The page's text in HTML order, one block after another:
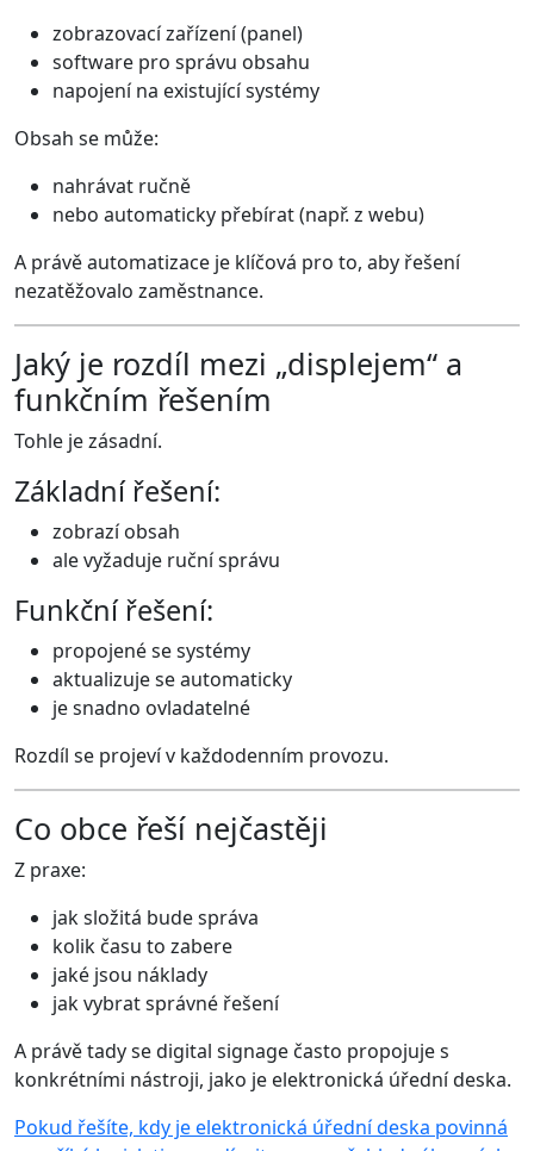
zobrazovací zařízení (panel)
software pro správu obsahu
napojení na existující systémy
Obsah se může:
nahrávat ručně
nebo automaticky přebírat (např. z webu)
A právě automatizace je klíčová pro to, aby řešení
nezatěžovalo zaměstnance.
Jaký je rozdíl mezi „displejem“ a
funkčním řešením
Tohle je zásadní.
Základní řešení:
zobrazí obsah
ale vyžaduje ruční správu
Funkční řešení:
propojené se systémy
aktualizuje se automaticky
je snadno ovladatelné
Rozdíl se projeví v každodenním provozu.
Co obce řeší nejčastěji
Z praxe:
jak složitá bude správa
kolik času to zabere
jaké jsou náklady
jak vybrat správné řešení
A právě tady se digital signage často propojuje s
konkrétními nástroji, jako je elektronická úřední deska.
Pokud řešíte, kdy je elektronická úřední deska povinná